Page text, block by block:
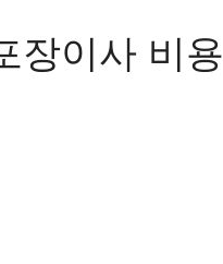
장이사 비용